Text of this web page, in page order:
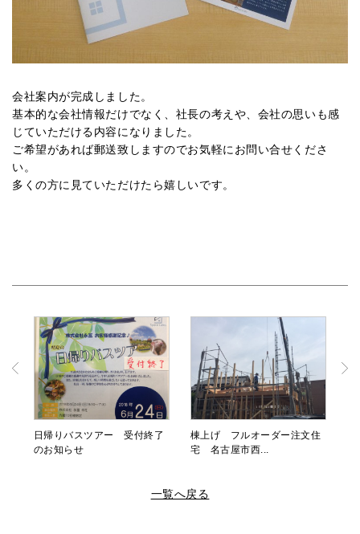
会社案内が完成しました。
基本的な会社情報だけでなく、社長の考えや、会社の思いも感
じていただける内容になりました。
ご希望があれば郵送致しますのでお気軽にお問い合せくださ
い。
多くの方に見ていただけたら嬉しいです。
日帰りバスツアー 受付終了
のお知らせ
棟上げ フルオーダー注文住
宅 名古屋市西...
一覧へ戻る